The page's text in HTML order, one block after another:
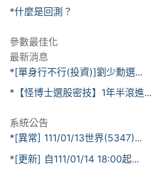
*什麼是回測？
參數最佳化
最新消息
*[單身行不行(投資)]劉少勳選...
*【怪博士選股密技】1年半滾進...
系統公告
*[異常] 111/01/13世界(5347)...
*[更新] 自111/01/14 18:00起...